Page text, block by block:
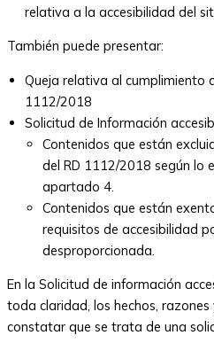
relativa a la accesibilidad del
También puede presentar:
Queja relativa al cumplimiento
1112/2018
Solicitud de Información
Contenidos que están
del RD 1112/2018 según lo
apartado 4.
Contenidos que están
requisitos de accesibilidad
desproporcionada.
En la Solicitud de información
toda claridad, los hechos,
constatar que se trata de una